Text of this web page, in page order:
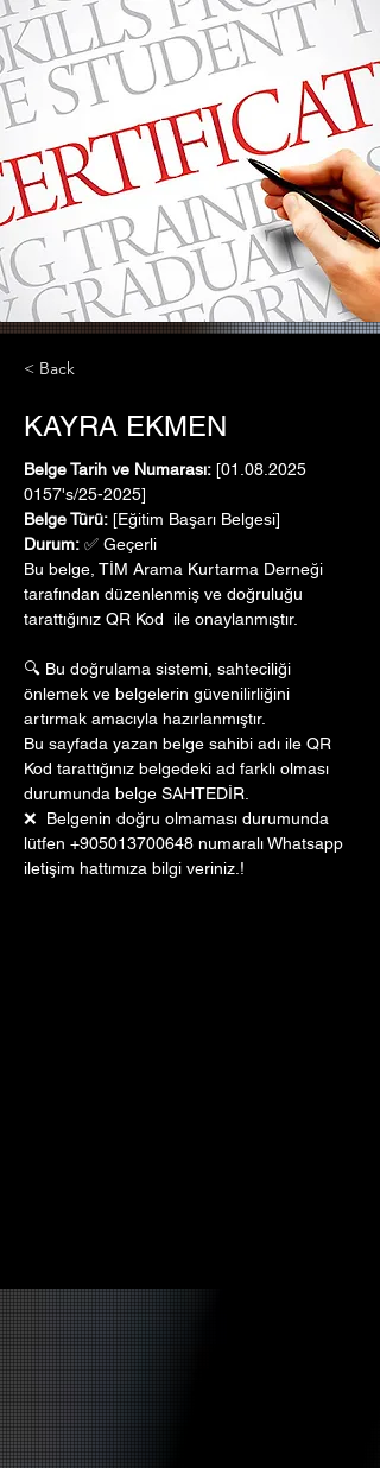
< Back
KAYRA EKMEN
Belge Tarih ve Numarası: [01.08.2025
0157's/25-2025]
Belge Türü: [Eğitim Başarı Belgesi]
Durum: ✅ Geçerli
Bu belge, TİM Arama Kurtarma Derneği
tarafından düzenlenmiş ve doğruluğu
tarattığınız QR Kod  ile onaylanmıştır.
🔍 Bu doğrulama sistemi, sahteciliği
önlemek ve belgelerin güvenilirliğini
artırmak amacıyla hazırlanmıştır.
Bu sayfada yazan belge sahibi adı ile QR
Kod tarattığınız belgedeki ad farklı olması
durumunda belge SAHTEDİR.
❌  Belgenin doğru olmaması durumunda
lütfen +905013700648 numaralı Whatsapp
iletişim hattımıza bilgi veriniz.!